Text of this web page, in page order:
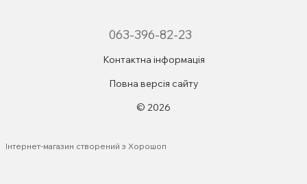
063-396-82-23
Контактна інформація
Повна версія сайту
© 2026
Інтернет-магазин створений з Хорошоп